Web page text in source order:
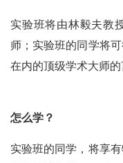
实验班将由林毅夫教
师；实验班的同学将
在内的顶级学术大师的
怎么学？
实验班的同学，将享